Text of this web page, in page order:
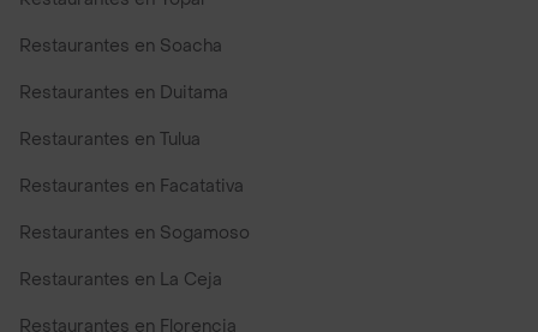
Restaurantes en Soacha
Restaurantes en Duitama
Restaurantes en Tulua
Restaurantes en Facatativa
Restaurantes en Sogamoso
Restaurantes en La Ceja
Restaurantes en Florencia